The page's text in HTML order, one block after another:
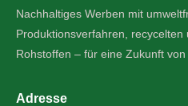
Nachhaltiges Werben mit
Produktionsverfahren, recycelten
Rohstoffen – für eine Zukunft
Adresse